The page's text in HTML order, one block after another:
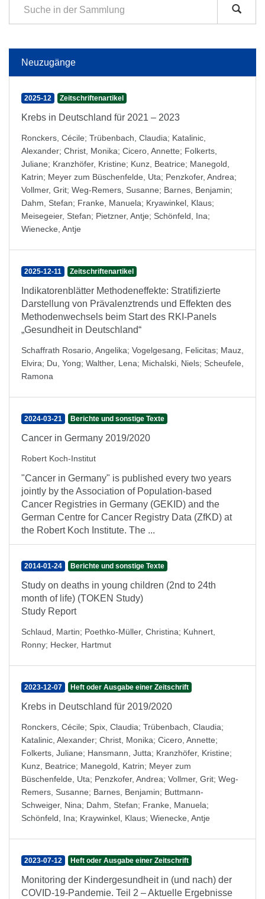
Neuzugänge
2025-12 Zeitschriftenartikel
Krebs in Deutschland für 2021 – 2023
Ronckers, Cécile; Trübenbach, Claudia; Katalinic,
Alexander; Christ, Monika; Cicero, Annette; Folkerts,
Juliane; Kranzhöfer, Kristine; Kunz, Beatrice; Manegold,
Katrin; Meyer zum Büschenfelde, Uta; Penzkofer, Andrea;
Vollmer, Grit; Weg-Remers, Susanne; Barnes, Benjamin;
Dahm, Stefan; Franke, Manuela; Kryawinkel, Klaus;
Meisegeier, Stefan; Pietzner, Antje; Schönfeld, Ina;
Wienecke, Antje
2025-12-11 Zeitschriftenartikel
Indikatorenblätter Methodeneffekte: Stratifizierte
Darstellung von Prävalenztrends und Effekten des
Methodenwechsels beim Start des RKI-Panels
„Gesundheit in Deutschland“
Schaffrath Rosario, Angelika; Vogelgesang, Felicitas; Mauz,
Elvira; Du, Yong; Walther, Lena; Michalski, Niels; Scheufele,
Ramona
2024-03-21 Berichte und sonstige Texte
Cancer in Germany 2019/2020
Robert Koch-Institut
"Cancer in Germany" is published every two years
jointly by the Association of Population-based
Cancer Registries in Germany (GEKID) and the
German Centre for Cancer Registry Data (ZfKD) at
the Robert Koch Institute. The ...
2014-01-24 Berichte und sonstige Texte
Study on deaths in young children (2nd to 24th
month of life) (TOKEN Study)
Study Report
Schlaud, Martin; Poethko-Müller, Christina; Kuhnert,
Ronny; Hecker, Hartmut
2023-12-07 Heft oder Ausgabe einer Zeitschrift
Krebs in Deutschland für 2019/2020
Ronckers, Cécile; Spix, Claudia; Trübenbach, Claudia;
Katalinic, Alexander; Christ, Monika; Cicero, Annette;
Folkerts, Juliane; Hansmann, Jutta; Kranzhöfer, Kristine;
Kunz, Beatrice; Manegold, Katrin; Meyer zum
Büschenfelde, Uta; Penzkofer, Andrea; Vollmer, Grit; Weg-
Remers, Susanne; Barnes, Benjamin; Buttmann-
Schweiger, Nina; Dahm, Stefan; Franke, Manuela;
Schönfeld, Ina; Kraywinkel, Klaus; Wienecke, Antje
2023-07-12 Heft oder Ausgabe einer Zeitschrift
Monitoring der Kindergesundheit in (und nach) der
COVID-19-Pandemie. Teil 2 – Aktuelle Ergebnisse